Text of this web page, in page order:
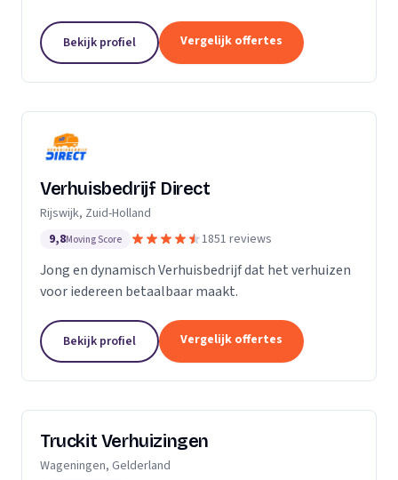
opslag van inboedel, de- en montageservice,...
Bekijk profiel Vergelijk offertes
Verhuisbedrijf Direct
Rijswijk, Zuid-Holland
9,8Moving Score 1851 reviews
Jong en dynamisch Verhuisbedrijf dat het verhuizen
voor iedereen betaalbaar maakt.
Bekijk profiel Vergelijk offertes
Truckit Verhuizingen
Wageningen, Gelderland